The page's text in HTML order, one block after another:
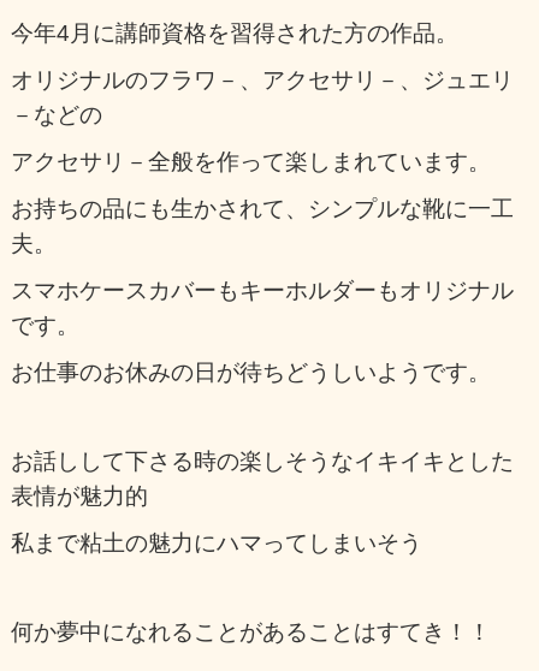
今年4月に講師資格を習得された方の作品。
オリジナルのフラワ－、アクセサリ－、ジュエリ
－などの
アクセサリ－全般を作って楽しまれています。
お持ちの品にも生かされて、シンプルな靴に一工
夫。
スマホケースカバーもキーホルダーもオリジナル
です。
お仕事のお休みの日が待ちどうしいようです。
お話しして下さる時の楽しそうなイキイキとした
表情が魅力的
私まで粘土の魅力にハマってしまいそう
何か夢中になれることがあることはすてき！！